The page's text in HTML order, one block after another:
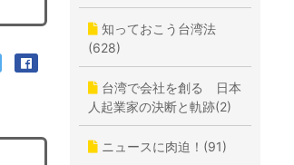
知っておこう台湾法
(628)
台湾で会社を創る 日本
人起業家の決断と軌跡(2)
ニュースに肉迫！(91)